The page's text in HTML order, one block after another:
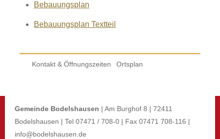
Bebauungsplan
Bebauungsplan Textteil
Kontakt & Öffnungszeiten Ortsplan
Gemeinde Bodelshausen | Am Burghof 8 | 72411
Bodelshausen | Tel 07471 / 708-0 | Fax 07471 708-116 |
info@bodelshausen.de